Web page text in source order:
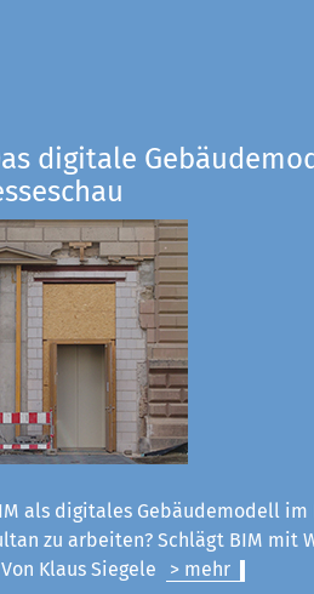
digitale
als digitales Gebäudemodell
zu arbeiten? Schlägt BIM mit
Klaus Siegele
> mehr